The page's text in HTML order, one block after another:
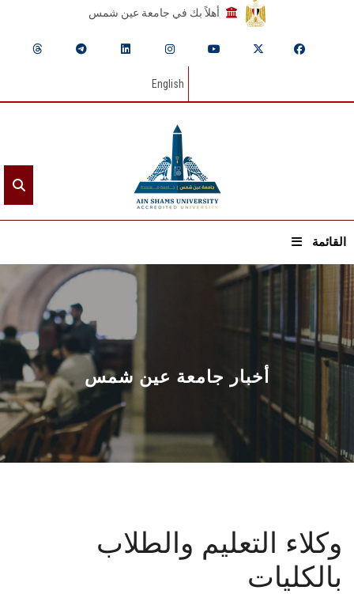
أهلاً بك في جامعة عين شمس
English
القائمة
الرئيسيـة
عن الجامعة
القطاعـات
الشئون الأكاديمية
البحث العلمي
أخبار جامعة عين شمس
وكلاء التعليم والطلاب
بالكليات